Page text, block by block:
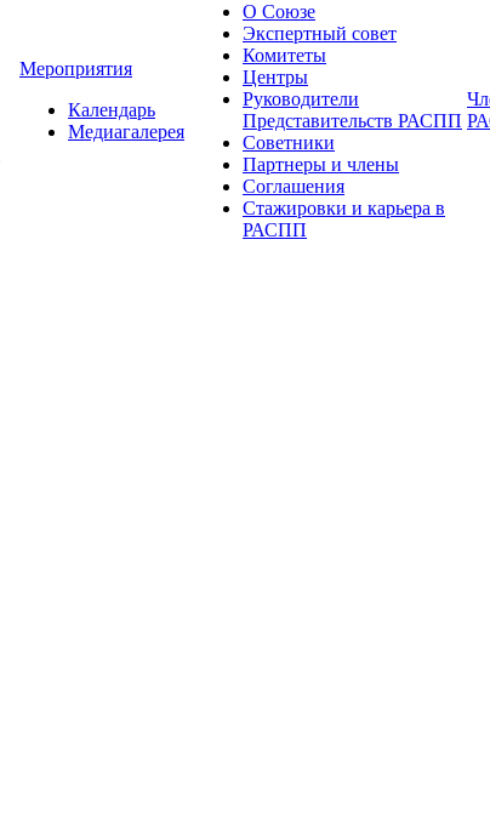
Мероприятия
Календарь
Медиагалерея
О Союзе
Экспертный совет
Комитеты
Центры
Руководители
Представительств РАСПП
Советники
Партнеры и члены
Соглашения
Стажировки и карьера в
РАСПП